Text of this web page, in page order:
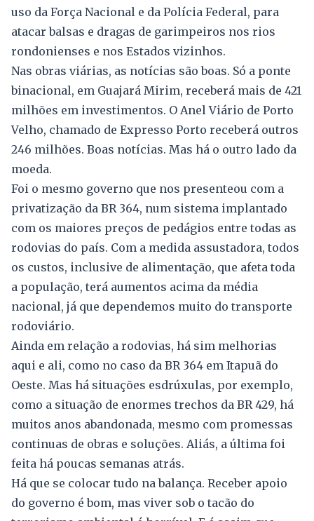
uso da Força Nacional e da Polícia Federal, para
atacar balsas e dragas de garimpeiros nos rios
rondonienses e nos Estados vizinhos.
Nas obras viárias, as notícias são boas. Só a ponte
binacional, em Guajará Mirim, receberá mais de 421
milhões em investimentos. O Anel Viário de Porto
Velho, chamado de Expresso Porto receberá outros
246 milhões. Boas notícias. Mas há o outro lado da
moeda.
Foi o mesmo governo que nos presenteou com a
privatização da BR 364, num sistema implantado
com os maiores preços de pedágios entre todas as
rodovias do país. Com a medida assustadora, todos
os custos, inclusive de alimentação, que afeta toda
a população, terá aumentos acima da média
nacional, já que dependemos muito do transporte
rodoviário.
Ainda em relação a rodovias, há sim melhorias
aqui e ali, como no caso da BR 364 em Itapuã do
Oeste. Mas há situações esdrúxulas, por exemplo,
como a situação de enormes trechos da BR 429, há
muitos anos abandonada, mesmo com promessas
continuas de obras e soluções. Aliás, a última foi
feita há poucas semanas atrás.
Há que se colocar tudo na balança. Receber apoio
do governo é bom, mas viver sob o tacão do